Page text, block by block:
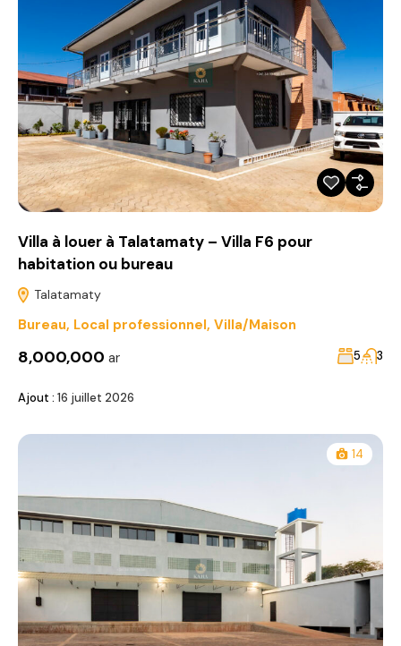
Villa à louer à Talatamaty – Villa F6 pour
habitation ou bureau
Talatamaty
Bureau, Local professionnel, Villa/Maison
8,000,000 ar 5 3
Ajout : 16 juillet 2026
14